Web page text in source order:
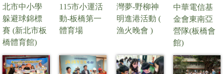
北市中小學
躲避球錦標
賽 (新北市板
橋體育館)
115市小運活
動-板橋第一
體育場
灣夢-野柳神
明進港活動 (
漁火晚會 )
中華電信基
金會東南亞
營隊(板橋會
館)